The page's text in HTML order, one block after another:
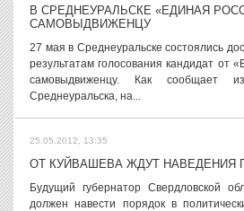
В СРЕДНЕУРАЛЬСКЕ «ЕДИНАЯ
САМОВЫДВИЖЕНЦУ
27 мая в Среднеуральске состоялись
результатам голосования кандидат от
самовыдвиженцу. Как сообщает
Среднеуральска, на...
25.05.2012, 13:35
ОТ КУЙВАШЕВА ЖДУТ НАВЕДЕНИЯ
Будущий губернатор Свердловской
должен навести порядок в